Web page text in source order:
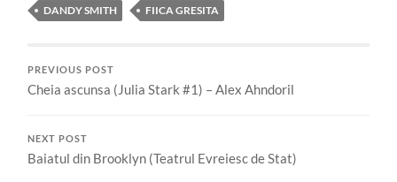
DANDY SMITH FIICA GRESITA
PREVIOUS POST
Cheia ascunsa (Julia Stark #1) – Alex Ahndoril
NEXT POST
Baiatul din Brooklyn (Teatrul Evreiesc de Stat)